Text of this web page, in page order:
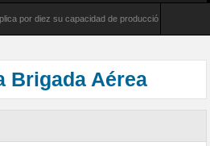
diez su capacidad de producción de radares en
Brigada Aérea